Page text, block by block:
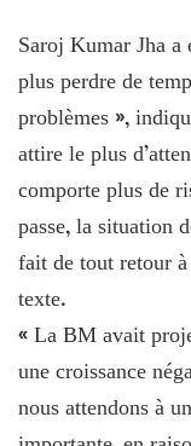
Saroj Kumar Jha
plus perdre de
problèmes »,
attire le plus
comporte plus de
passe, la situation
fait de tout retour
texte.
« La BM avait
une croissance
nous attendons à